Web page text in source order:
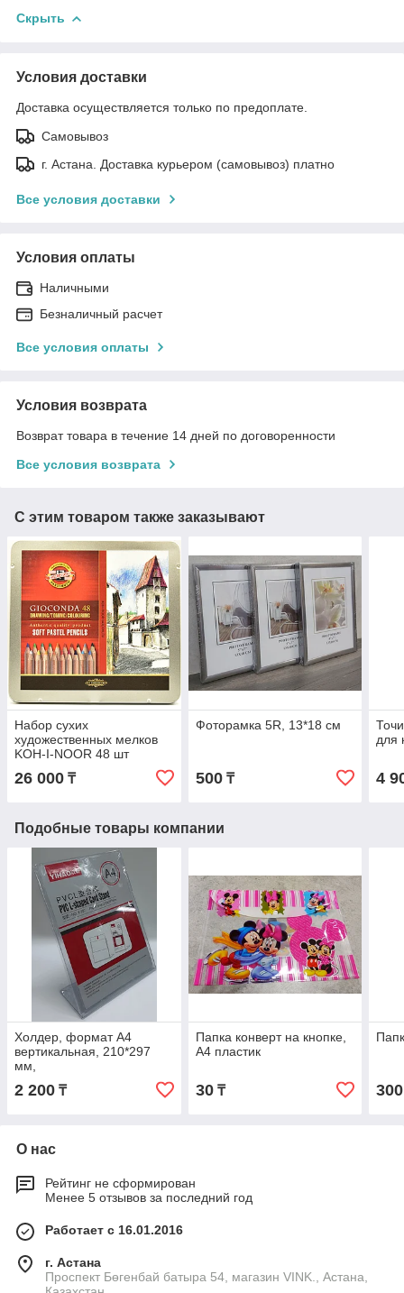
Скрыть
Условия доставки
Доставка осуществляется только по предоплате.
Самовывоз
г. Астана. Доставка курьером (самовывоз) платно
Все условия доставки
Условия оплаты
Наличными
Безналичный расчет
Все условия оплаты
Условия возврата
Возврат товара в течение 14 дней по договоренности
Все условия возврата
С этим товаром также заказывают
Набор сухих
художественных мелков
KOH-I-NOOR 48 шт
26 000 ₸
Фоторамка 5R, 13*18 см
500₸
для
4
Подобные товары компании
Холдер, формат А4
вертикальная, 210*297
мм,
2 200 ₸
Папка конверт на кнопке,
A4 пластик
30₸ 300
О нас
Рейтинг не сформирован
Менее 5 отзывов за последний год
Работает с 16.01.2016
г. Астана
Проспект Бөгенбай батыра 54, магазин VINK., Астана,